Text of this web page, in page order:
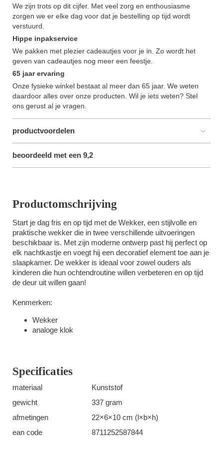
We zijn trots op dit cijfer. Met veel zorg en enthousiasme
zorgen we er elke dag voor dat je bestelling op tijd wordt
verstuurd.
Hippe inpakservice
We pakken met plezier cadeautjes voor je in. Zo wordt het
geven van cadeautjes nog meer een feestje.
65 jaar ervaring
Onze fysieke winkel bestaat al meer dan 65 jaar. We weten
daardoor alles over onze producten. Wil je iets weten? Stel
ons gerust al je vragen.
productvoordelen
beoordeeld met een 9,2
Productomschrijving
Start je dag fris en op tijd met de Wekker, een stijlvolle en
praktische wekker die in twee verschillende uitvoeringen
beschikbaar is. Met zijn moderne ontwerp past hij perfect op
elk nachtkastje en voegt hij een decoratief element toe aan je
slaapkamer. De wekker is ideaal voor zowel ouders als
kinderen die hun ochtendroutine willen verbeteren en op tijd
de deur uit willen gaan!
Kenmerken:
Wekker
analoge klok
Specificaties
materiaal
Kunststof
gewicht
337 gram
afmetingen
22×6×10 cm (l×b×h)
ean code
8711252587844